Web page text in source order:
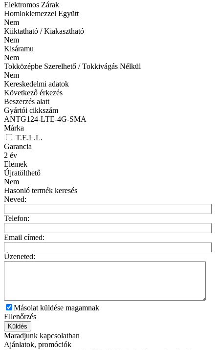
Elektromos Zárak
Homloklemezzel Együtt
Nem
Kiiktatható / Kiakasztható
Nem
Kisáramu
Nem
Tokközépbe Szerelhető / Tokkivágás Nélkül
Nem
Kereskedelmi adatok
Következő érkezés
Beszerzés alatt
Gyártói cikkszám
ANTG124-LTE-4G-SMA
Márka
T.E.L.L.
Garancia
2 év
Elemek
Újratölthető
Nem
Hasonló termék keresés
Neved:
Telefon:
Email címed:
Üzeneted:
Másolat küldése magamnak
Ellenőrzés
Küldés
Maradjunk kapcsolatban
Ajánlatok, promóciók